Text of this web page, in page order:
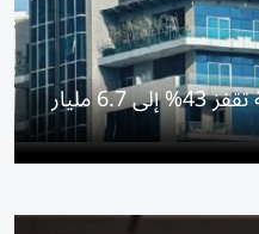
أرباح «إعمار للتطوير» النصفية تقفز 43% إلى 6.7 مليار